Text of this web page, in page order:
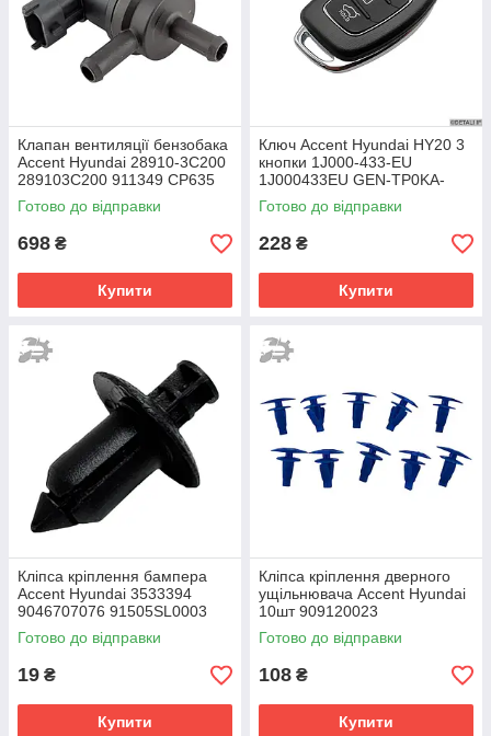
Клапан вентиляції бензобака
Accent Hyundai 28910-3C200
289103C200 911349 CP635
2M1284
Готово до відправки
698 ₴
Купити
Ключ Accent Hyundai HY20 3
кнопки 1J000-433-EU
1J000433EU GEN-TP0KA-
185T GENTP0KA185T
Готово до відправки
228 ₴
Купити
Кліпса кріплення бампера
Accent Hyundai 3533394
9046707076 91505SL0003
Готово до відправки
19 ₴
Купити
Кліпса кріплення дверного
ущільнювача Accent Hyundai
10шт 909120023
72311S5S003 909120028
Готово до відправки
108 ₴
Купити